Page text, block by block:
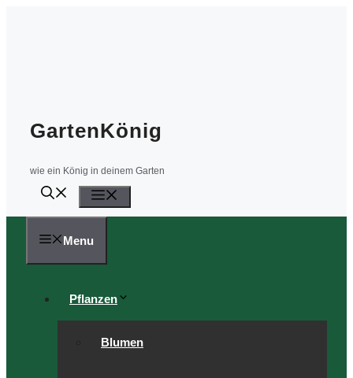
GartenKönig
wie ein König in deinem Garten
Menu
Pflanzen
Blumen